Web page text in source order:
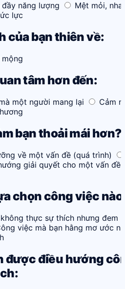
năng lượng
Mệt mỏi,
lực
của bạn thiên về:
mộng
tâm hơn đến:
một người mang lại
Cảm
bạn thoải mái hơn?
về một vấn đề (quá trình)
giải quyết cho một vấn đề
chọn công việc
thực sự thích nhưng đem
việc mà bạn hằng mơ ước
được điều hướng